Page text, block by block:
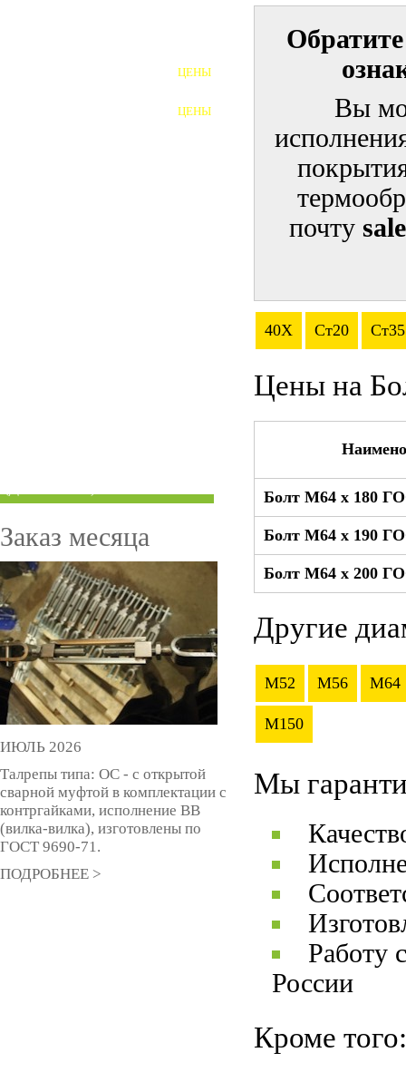
Вы
почту
40Х Ст20 Ст35
Цены на
Болт М64 x 180
Болт М64 x 190
Болт М64 x 200
Другие
M52 M56 M64
M150
Мы
Работу
России
Кроме того:
ЦЕНЫ
ЦЕНЫ
Заказ месяца
ИЮЛЬ 2026
Талрепы типа: ОС - с открытой
сварной муфтой в комплектации с
контргайками, исполнение ВВ
(вилка-вилка), изготовлены по
ГОСТ 9690-71.
ПОДРОБНЕЕ >